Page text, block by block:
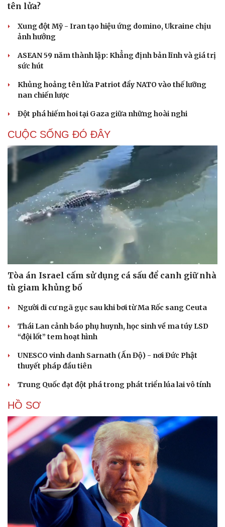
tên lửa?
Xung đột Mỹ - Iran tạo hiệu ứng domino, Ukraine chịu
ảnh hưởng
ASEAN 59 năm thành lập: Khẳng định bản lĩnh và giá trị
sức hút
Khủng hoảng tên lửa Patriot đẩy NATO vào thế lưỡng
nan chiến lược
Đột phá hiếm hoi tại Gaza giữa những hoài nghi
CUỘC SỐNG ĐÓ ĐÂY
Tòa án Israel cấm sử dụng cá sấu để canh giữ nhà
tù giam khủng bố
Người di cư ngã gục sau khi bơi từ Ma Rốc sang Ceuta
Thái Lan cảnh báo phụ huynh, học sinh về ma túy LSD
“đội lốt” tem hoạt hình
UNESCO vinh danh Sarnath (Ấn Độ) - nơi Đức Phật
thuyết pháp đầu tiên
Trung Quốc đạt đột phá trong phát triển lúa lai vô tính
HỒ SƠ